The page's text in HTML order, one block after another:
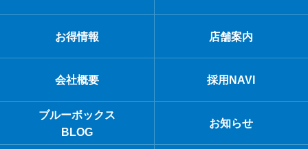
お得情報 店舗案内
会社概要 採用NAVI
ブルーボックス
BLOG
お知らせ